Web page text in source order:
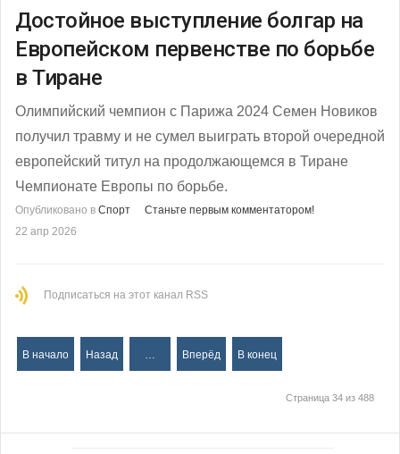
Достойное выступление болгар на
Европейском первенстве по борьбе
в Тиране
Олимпийский чемпион с Парижа 2024 Семен Новиков
получил травму и не сумел выиграть второй очередной
европейский титул на продолжающемся в Тиране
Чемпионате Европы по борьбе.
Опубликовано в Спорт
Станьте первым комментатором!
22 апр 2026
Подписаться на этот канал RSS
В начало Назад … Вперёд В конец
Страница 34 из 488